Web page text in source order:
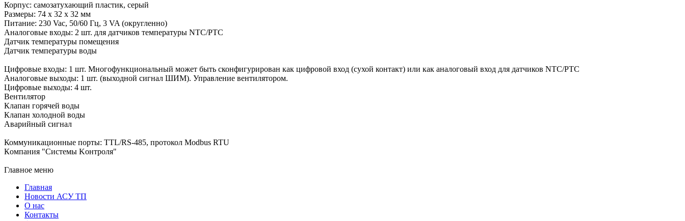
Корпус: самозатухающий пластик, серый
Размеры: 74 x 32 x 32 мм
Питание: 230 Vac, 50/60 Гц, 3 VA (округленно)
Аналоговые входы: 2 шт. для датчиков температуры NTC/PTC
Датчик температуры помещения
Датчик температуры воды
Цифровые входы: 1 шт. Многофункциональный может быть сконфигурирован как цифровой вход (сухой контакт) или как аналоговый вход для датчиков NTC/PTC
Аналоговые выходы: 1 шт. (выходной сигнал ШИМ). Управление вентилятором.
Цифровые выходы: 4 шт.
Вентилятор
Клапан горячей воды
Клапан холодной воды
Аварийный сигнал
Коммуникационные порты: TTL/RS-485, протокол Modbus RTU
Кoмпaния "Cиcтeмы Koнтpoля"
Главное меню
Главная
Новости АСУ ТП
О нас
Контакты